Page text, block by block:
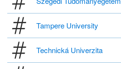
Tampere University
Technická Univerzita